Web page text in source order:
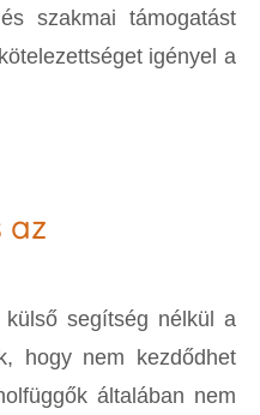
szakmai támogatást
igényel a
az
segítség nélkül a
hogy nem kezdődhet
általában nem